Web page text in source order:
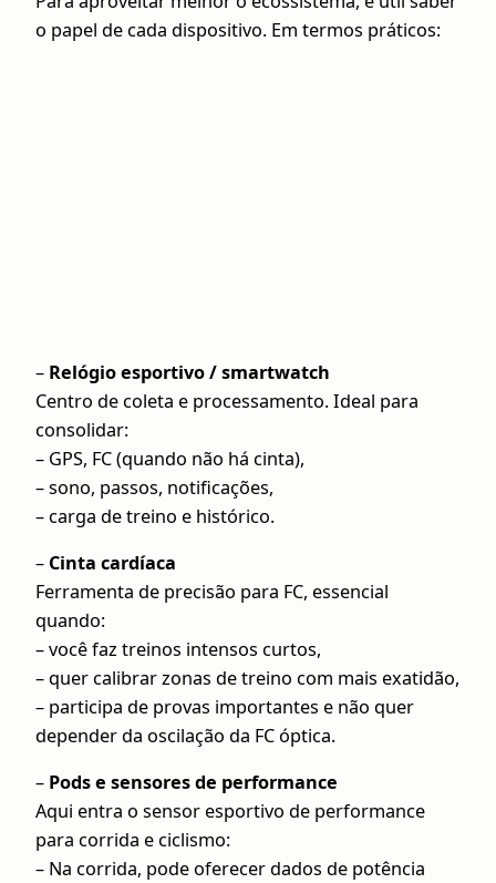
o papel de cada dispositivo. Em termos práticos:
– Relógio esportivo / smartwatch
Centro de coleta e processamento. Ideal para
consolidar:
– GPS, FC (quando não há cinta),
– sono, passos, notificações,
– carga de treino e histórico.
– Cinta cardíaca
Ferramenta de precisão para FC, essencial
quando:
– você faz treinos intensos curtos,
– quer calibrar zonas de treino com mais exatidão,
– participa de provas importantes e não quer
depender da oscilação da FC óptica.
– Pods e sensores de performance
Aqui entra o sensor esportivo de performance
para corrida e ciclismo:
– Na corrida, pode oferecer dados de potência